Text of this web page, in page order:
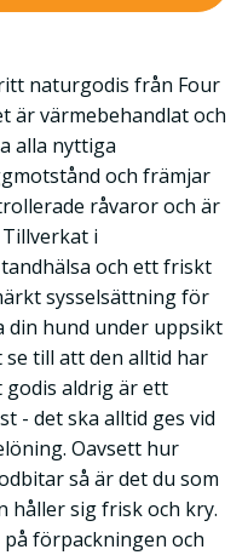
naturgodis från Four
är värmebehandlat och
alla nyttiga
och främjar
råvaror och är
i
och ett friskt
sysselsättning för
din hund under uppsikt
till att den alltid har
aldrig är ett
- det ska alltid ges vid
Oavsett hur
så är det du som
håller sig frisk och kry.
förpackningen och